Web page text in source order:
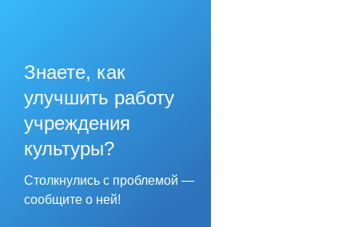
Знаете, как
улучшить работу
учреждения
культуры?
Столкнулись с проблемой —
сообщите о ней!